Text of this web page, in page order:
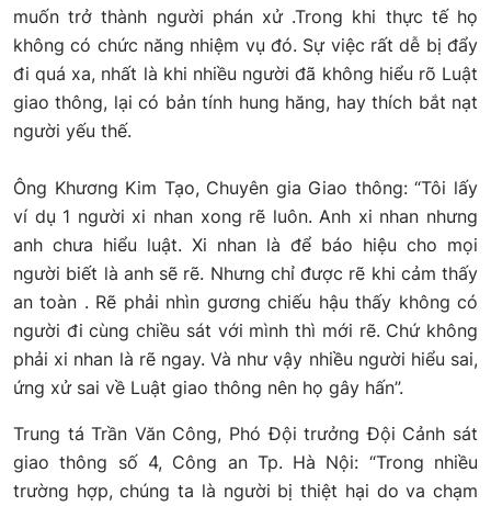
muốn trở thành người phán xử .Trong khi thực tế họ
không có chức năng nhiệm vụ đó. Sự việc rất dễ bị đẩy
đi quá xa, nhất là khi nhiều người đã không hiểu rõ Luật
giao thông, lại có bản tính hung hăng, hay thích bắt nạt
người yếu thế.
Ông Khương Kim Tạo, Chuyên gia Giao thông: “Tôi lấy
ví dụ 1 người xi nhan xong rẽ luôn. Anh xi nhan nhưng
anh chưa hiểu luật. Xi nhan là để báo hiệu cho mọi
người biết là anh sẽ rẽ. Nhưng chỉ được rẽ khi cảm thấy
an toàn . Rẽ phải nhìn gương chiếu hậu thấy không có
người đi cùng chiều sát với mình thì mới rẽ. Chứ không
phải xi nhan là rẽ ngay. Và như vậy nhiều người hiểu sai,
ứng xử sai về Luật giao thông nên họ gây hấn”.
Trung tá Trần Văn Công, Phó Đội trưởng Đội Cảnh sát
giao thông số 4, Công an Tp. Hà Nội: “Trong nhiều
trường hợp, chúng ta là người bị thiệt hại do va chạm